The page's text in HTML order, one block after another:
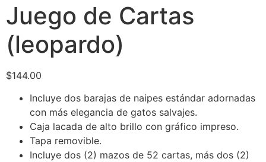
Juego de Cartas
(leopardo)
$144.00
Incluye dos barajas de naipes estándar adornadas
con más elegancia de gatos salvajes.
Caja lacada de alto brillo con gráfico impreso.
Tapa removible.
Incluye dos (2) mazos de 52 cartas, más dos (2)